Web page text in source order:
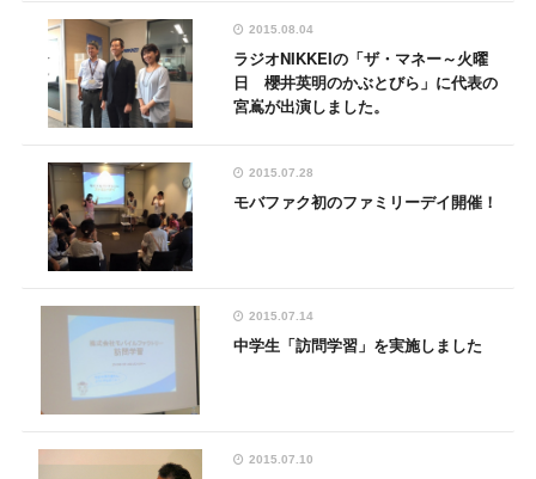
2015.08.04
ラジオNIKKEIの「ザ・マネー～火曜
日 櫻井英明のかぶとびら」に代表の
宮嶌が出演しました。
2015.07.28
モバファク初のファミリーデイ開催！
2015.07.14
中学生「訪問学習」を実施しました
2015.07.10